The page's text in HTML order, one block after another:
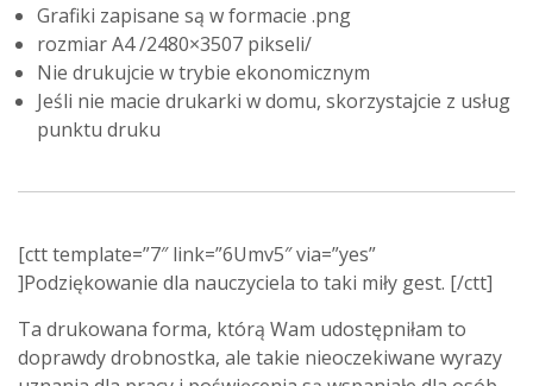
Grafiki zapisane są w formacie .png
rozmiar A4 /2480×3507 pikseli/
Nie drukujcie w trybie ekonomicznym
Jeśli nie macie drukarki w domu, skorzystajcie z usług
punktu druku
[ctt template=”7″ link=”6Umv5″ via=”yes”
]Podziękowanie dla nauczyciela to taki miły gest. [/ctt]
Ta drukowana forma, którą Wam udostępniłam to
doprawdy drobnostka, ale takie nieoczekiwane wyrazy